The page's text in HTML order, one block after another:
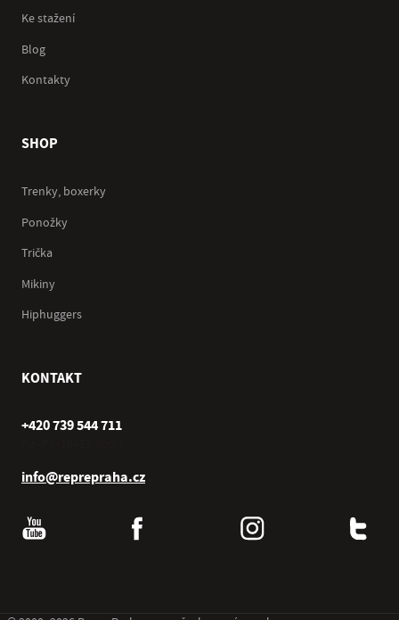
Ke stažení
Blog
Kontakty
SHOP
Trenky, boxerky
Ponožky
Trička
Mikiny
Hiphuggers
KONTAKT
+420 739 544 711
info@reprepraha.cz